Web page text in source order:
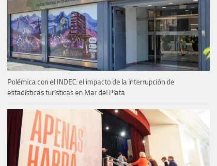
Polémica con el INDEC: el impacto de la interrupción de
estadísticas turísticas en Mar del Plata